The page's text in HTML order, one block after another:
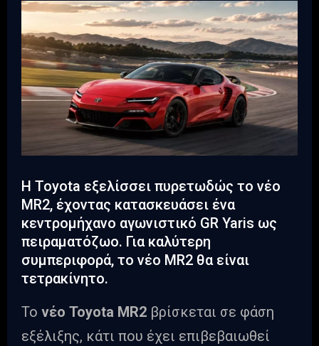
Η Toyota εξελίσσει πυρετωδώς το νέο
MR2, έχοντας κατασκευάσει ένα
κεντρομήχανο αγωνιστικό GR Yaris ως
πειραματόζωο. Για καλύτερη
συμπεριφορά, το νέο MR2 θα είναι
τετρακίνητο.
Το νέο Toyota MR2 βρίσκεται σε φάση
εξέλιξης, κάτι που έχει επιβεβαιωθεί